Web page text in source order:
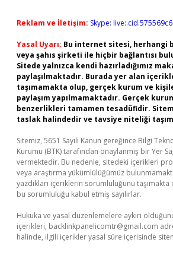
Reklam ve İletişim: Skype:
Yasal Uyarı: Bu internet sitesi, herhangi
veya şahıs şirketi ile hiçbir bağlantısı
Sitede yalnızca kendi hazırladığımız
paylaşılmaktadır. Burada yer alan
taşımamakta olup, gerçek kurum ve
paylaşım yapılmamaktadır. Gerçek
benzerlikleri tamamen tesadüfidir.
taslak halindedir ve tavsiye niteliği
Sitemiz, 5651 Sayılı Kanun gereğince Bilgi
Kurumu (BTK) tarafından onaylanmış bir Yer
vermektedir. Bu nedenle, sitedeki içerikleri
veya araştırma yükümlülüğümüz
yazdıkları içeriklerin sorumluluğunu
bu sorumluluğu kabul etmiş sayılırlar.
Hukuka ve yasal düzenlemelere aykırı
içerikleri, backlinkpanelicomtr@gmail.com
halinde, ilgili içerikler yasal süre içerisinde